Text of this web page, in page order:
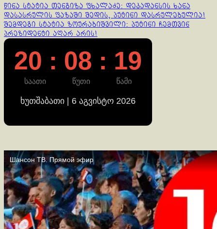
Continue
Reading
წინა სტატია თენგიზა ფხალაძე: დეკადანსის ხანა
დასასრულის ფაზაში შედის, პუტინი დასრულებულია!
შემდეგი სტატია ზოურაბიშვილი: პუტინი ჩემთვინ
პრეზიდენტი აღარ არის!
20 : 08 : 19
საათი წუთი წამი
ხუთშაბათი | 6 აგვისტო 2026